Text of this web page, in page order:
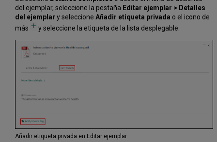
del ejemplar, seleccione la pestaña Editar ejemplar > Detalles
del ejemplar y seleccione Añadir etiqueta privada o el icono de
más
y seleccione la etiqueta de la lista desplegable.
Añadir etiqueta privada en Editar ejemplar